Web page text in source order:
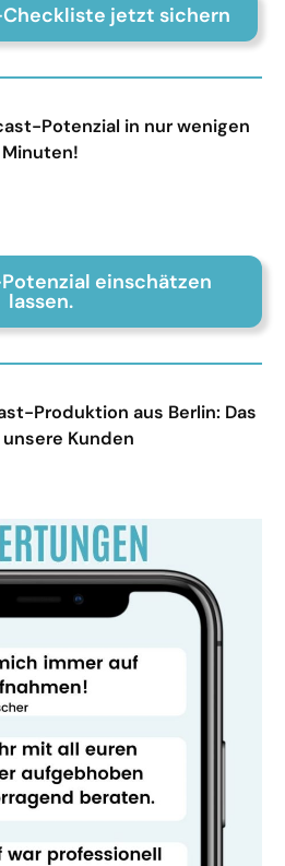
jetzt sichern
Potenzial in nur wenigen
Minuten!
einschätzen
lassen.
Produktion aus Berlin: Das
Kunden